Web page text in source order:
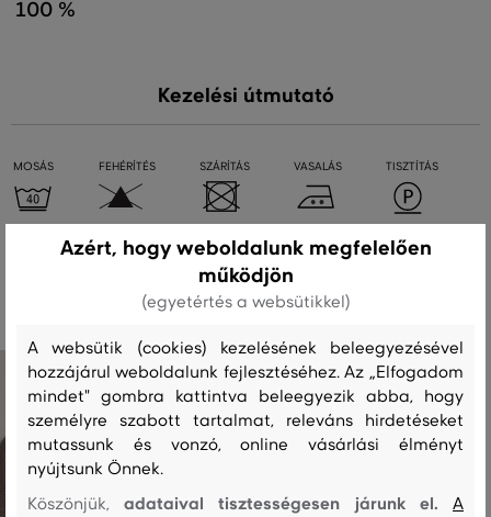
100 %
Kezelési útmutató
MOSÁS FEHÉRÍTÉS SZÁRÍTÁS VASALÁS TISZTÍTÁS
Ajánlott termékek
Azért, hogy weboldalunk megfelelően
működjön
(egyetértés a websütikkel)
A websütik (cookies) kezelésének beleegyezésével
hozzájárul weboldalunk fejlesztéséhez. Az „Elfogadom
mindet" gombra kattintva beleegyezik abba, hogy
személyre szabott tartalmat, releváns hirdetéseket
mutassunk és vonzó, online vásárlási élményt
nyújtsunk Önnek.
Köszönjük,adataival tisztességesen járunk el.A